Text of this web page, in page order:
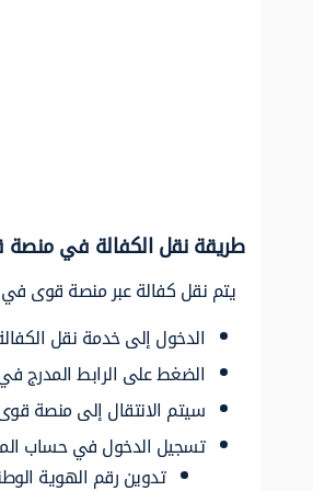
طريقة نقل الكفالة في
يتم نقل كفالة عبر منصة قوى في
الدخول إلى خدمة نقل
الضغط على الرابط المدرج
سيتم الانتقال إلى منصة
تسجيل الدخول في حساب
تدوين رقم الهوية